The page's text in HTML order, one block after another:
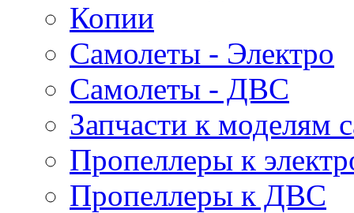
Копии
Самолеты - Электро
Самолеты - ДВС
Запчасти к моделям
Пропеллеры к
Пропеллеры к ДВС